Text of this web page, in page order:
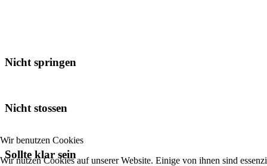
Nicht springen
Nicht stossen
Sollte klar sein
Wir benutzen Cookies
Wir nutzen Cookies auf unserer Website. Einige von ihnen sind